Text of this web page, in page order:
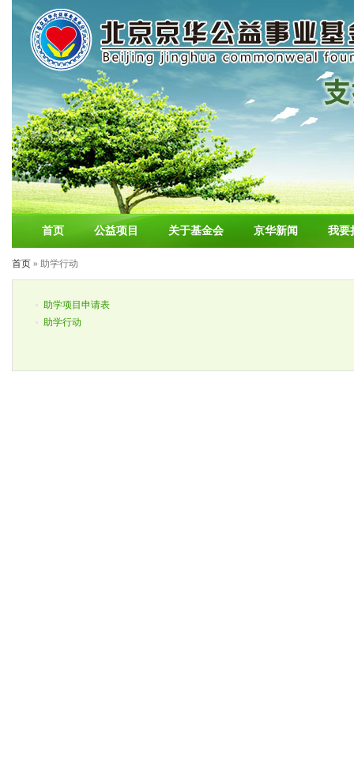
首页 公益项目 关于基金会 京华新闻 我要
首页 » 助学行动
助学项目申请表
助学行动